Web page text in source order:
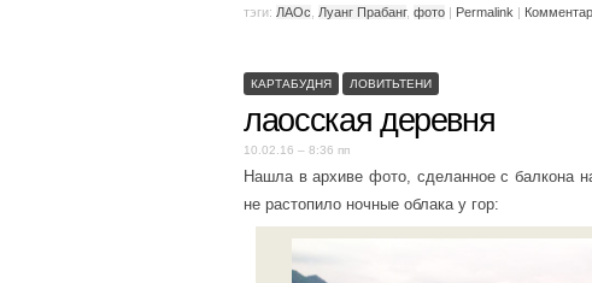
тэги: ЛАОс Луанг Прабанг, фото | Permalink |
КАРТАБУДНЯ ЛОВИТЬТЕНИ
лаосская деревня
10.02.16 – 8:36 пп
Нашла в архиве фото, сделанное с балкона
не растопило ночные облака у гор: